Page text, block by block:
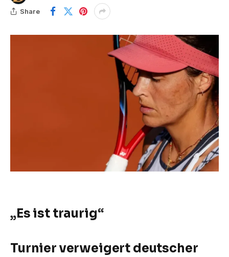
Share
„Es ist traurig“
Turnier verweigert deutscher